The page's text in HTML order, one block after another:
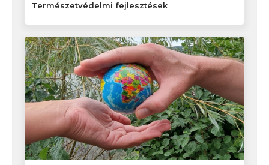
Természetvédelmi fejlesztések